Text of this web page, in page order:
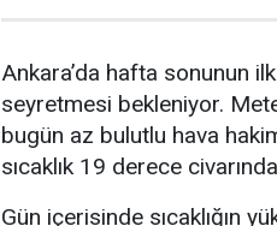
Ankara’da hafta sonunun
seyretmesi bekleniyor.
bugün az bulutlu hava
sıcaklık 19 derece
Gün içerisinde sıcaklığın